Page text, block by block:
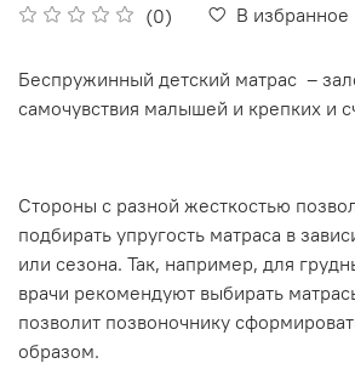
(0) В избранное
Беспружинный детский матрас –
самочувствия малышей и крепких и
Стороны с разной жесткостью
подбирать упругость матраса в
или сезона. Так, например, для
врачи рекомендуют выбирать
позволит позвоночнику
образом.